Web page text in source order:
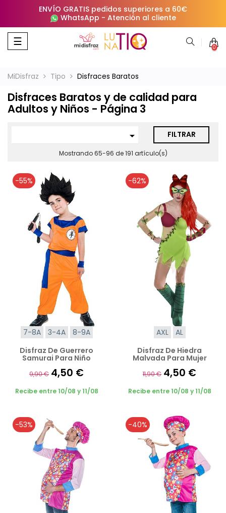
ENVÍO GRATIS pedidos superiores a 60€
WhatsApp - Atención al cliente
Navegación
de
☰ 0
MiDisfraz Tipo Disfraces Baratos
Disfraces Baratos y de calidad para
Adultos y Niños - Página 3
 FILTRAR
Mostrando 65-96 de 191 artículo(s)
-55%
7-8A 3-4A
8-9A
Disfraz De Guerrero
Samurai Para Niño
9,90 € 4,50 €
Recibe entre 10/08 y 11/08
-62%
AXL
AL
Disfraz De Hiedra
Malvada Para Mujer
11,90 € 4,50 €
Recibe entre 10/08 y 11/08
-53% -40%